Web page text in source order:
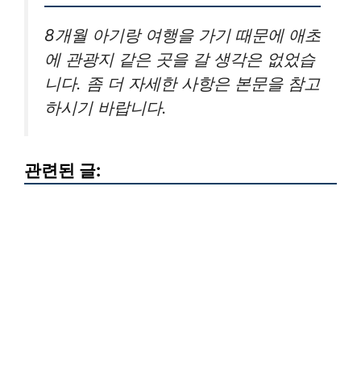
8개월 아기랑 여행을 가기 때문에 애초
에 관광지 같은 곳을 갈 생각은 없었습
니다. 좀 더 자세한 사항은 본문을 참고
하시기 바랍니다.
관련된 글: